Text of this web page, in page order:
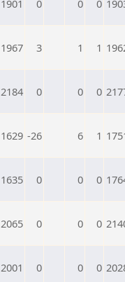
1901 0 0 0
1967 3 1 1
2184 0 0 0
1629 -26 6 1
1635 0 0 0
2065 0 0 0
2001 0 0 0